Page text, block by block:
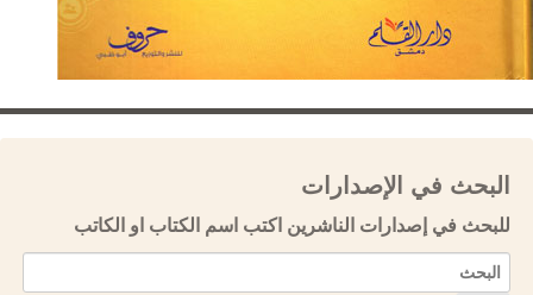
البحث في الإصدارات
للبحث في إصدارات الناشرين اكتب اسم الكتاب او الكاتب